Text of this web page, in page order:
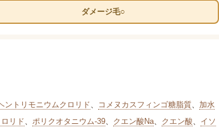
ダメージ毛○
ントリモニウムクロリド、 コメヌカスフィンゴ糖脂質、 加水
リド、 ポリクオタニウム-39、 クエン酸Na、 クエン酸、 イソ